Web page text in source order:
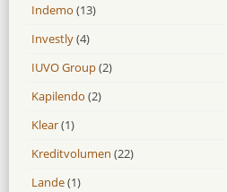
Indemo (13)
Investly(4)
IUVO Group(2)
Kapilendo (2)
Klear(1)
Kreditvolumen (22)
Lande(1)